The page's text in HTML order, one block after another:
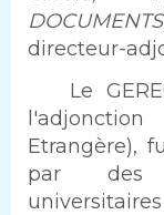
DOCUMENTS
directeur-
Le
Etrangère),
par des